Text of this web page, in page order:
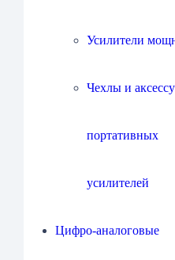
Усилители
Чехлы и
портативных
усилителей
Цифро-аналоговые